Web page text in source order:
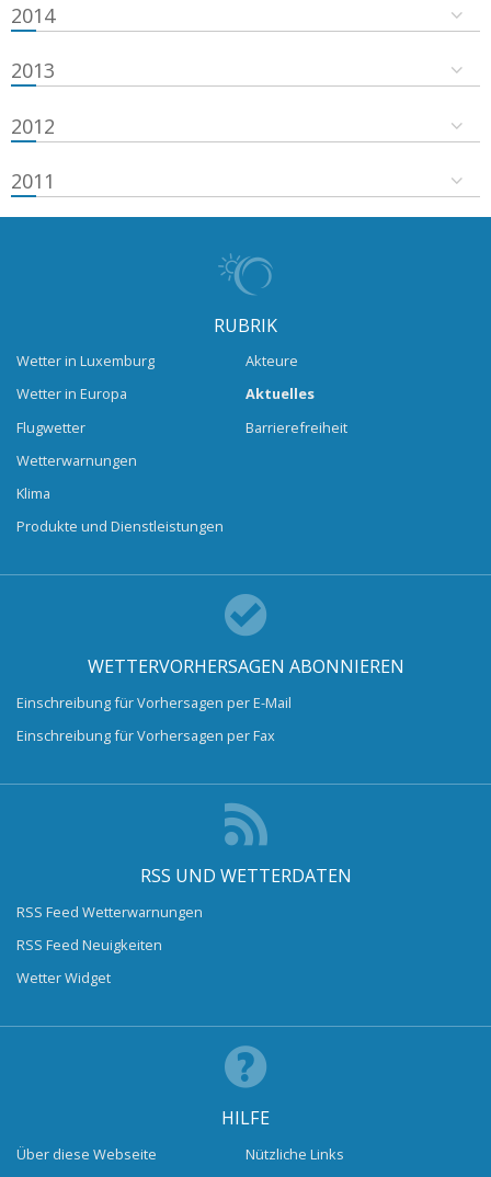
2014
2013
2012
2011
RUBRIK
Wetter in Luxemburg
Wetter in Europa
Flugwetter
Wetterwarnungen
Klima
Produkte und Dienstleistungen
Akteure
Aktuelles
Barrierefreiheit
WETTERVORHERSAGEN ABONNIEREN
Einschreibung für Vorhersagen per E-Mail
Einschreibung für Vorhersagen per Fax
RSS UND WETTERDATEN
RSS Feed Wetterwarnungen
RSS Feed Neuigkeiten
Wetter Widget
HILFE
Über diese Webseite
Nützliche Links